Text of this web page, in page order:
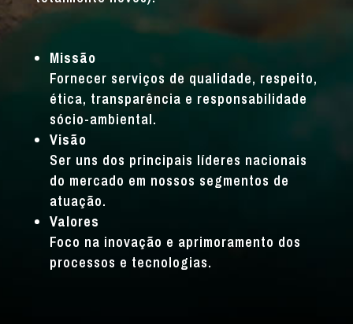
Missão
Fornecer serviços de qualidade, respeito,
ética, transparência e responsabilidade
sócio-ambiental.
Visão
Ser uns dos principais líderes nacionais
do mercado em nossos segmentos de
atuação.
Valores
Foco na inovação e aprimoramento dos
processos e tecnologias.